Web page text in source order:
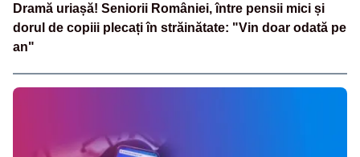
Dramă uriașă! Seniorii României, între pensii mici și
dorul de copiii plecați în străinătate: "Vin doar odată pe
an"